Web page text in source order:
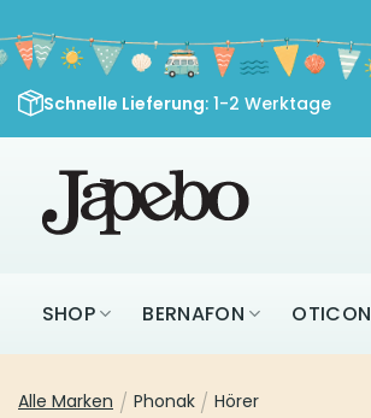
Inhalt
springen
Schnelle Lieferung: 1-2 Werktage
SHOP BERNAFON OTICON
Alle Marken / Phonak / Hörer